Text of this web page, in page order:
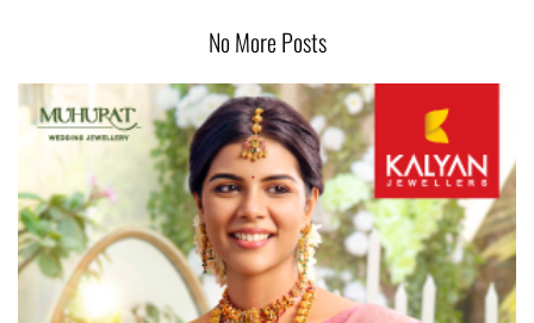
No More Posts